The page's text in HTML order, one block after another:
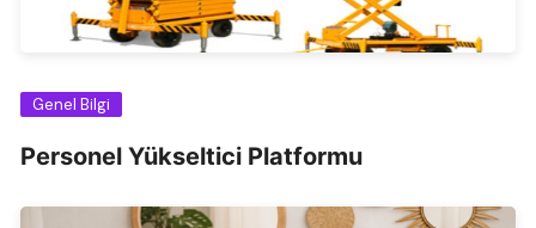
Genel Bilgi
Personel Yükseltici Platformu